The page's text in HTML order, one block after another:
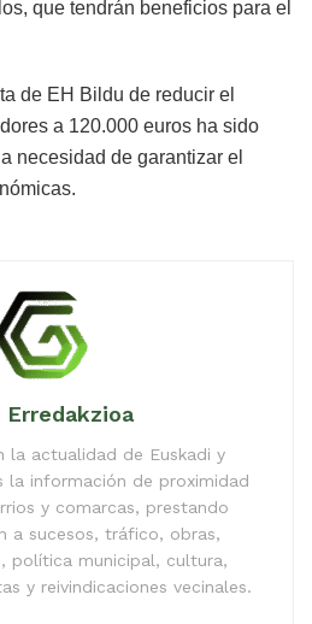
que tendrán beneficios para el
de EH Bildu de reducir el
a 120.000 euros ha sido
necesidad de garantizar el
Erredakzioa
la actualidad de Euskadi y
la información de proximidad
y comarcas, prestando
a sucesos, tráfico, obras,
política municipal, cultura,
y reivindicaciones vecinales.